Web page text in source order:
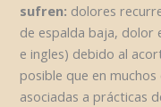
sufren: dolores
de espalda baja, dolor
e ingles) debido al
posible que en
asociadas a prácticas